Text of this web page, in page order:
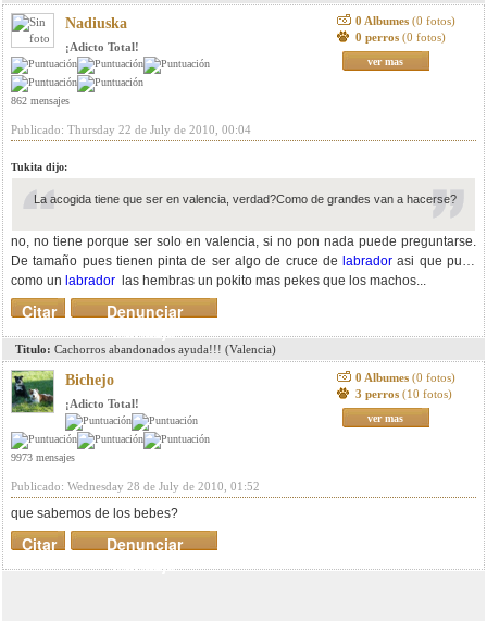
Nadiuska
¡Adicto Total!
862 mensajes
0 Albumes (0 fotos)
0 perros (0 fotos)
ver mas
Publicado: Thursday 22 de July de 2010, 00:04
Tukita dijo:
La acogida tiene que ser en valencia, verdad?Como de grandes van a hacerse?
no, no tiene porque ser solo en valencia, si no pon nada puede preguntarse.
De tamaño pues tienen pinta de ser algo de cruce de labrador asi que pues
como un labrador las hembras un pokito mas pekes que los machos...
Denunciar
mensaje
Citar
Titulo: Cachorros abandonados ayuda!!! (Valencia)
Bichejo
¡Adicto Total!
9973 mensajes
0 Albumes (0 fotos)
3 perros (10 fotos)
ver mas
Publicado: Wednesday 28 de July de 2010, 01:52
que sabemos de los bebes?
Denunciar
mensaje
Citar